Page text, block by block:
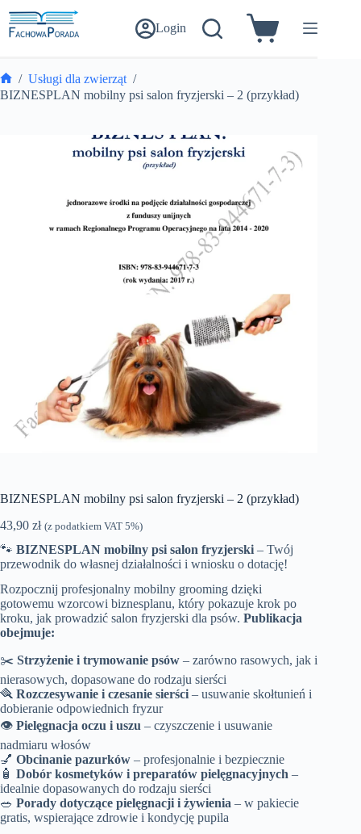
do
treści
Login Koszyk
Strona
/ Usługi dla zwierząt /
BIZNESPLAN mobilny psi salon fryzjerski – 2 (przykład)
BIZNESPLAN mobilny psi salon fryzjerski – 2 (przykład)
43,90 zł (z podatkiem VAT 5%)
🐾 BIZNESPLAN mobilny psi salon fryzjerski – Twój
przewodnik do własnej działalności i wniosku o dotację!
Rozpocznij profesjonalny mobilny grooming dzięki
gotowemu wzorcowi biznesplanu, który pokazuje krok po
kroku, jak prowadzić salon fryzjerski dla psów. Publikacja
obejmuje:
✂️ Strzyżenie i trymowanie psów – zarówno rasowych, jak i
nierasowych, dopasowane do rodzaju sierści
🪮 Rozczesywanie i czesanie sierści – usuwanie skołtunień i
dobieranie odpowiednich fryzur
👁️ Pielęgnacja oczu i uszu – czyszczenie i usuwanie
nadmiaru włosów
💅 Obcinanie pazurków – profesjonalnie i bezpiecznie
🧴 Dobór kosmetyków i preparatów pielęgnacyjnych –
idealnie dopasowanych do rodzaju sierści
🥗 Porady dotyczące pielęgnacji i żywienia – w pakiecie
gratis, wspierające zdrowie i kondycję pupila